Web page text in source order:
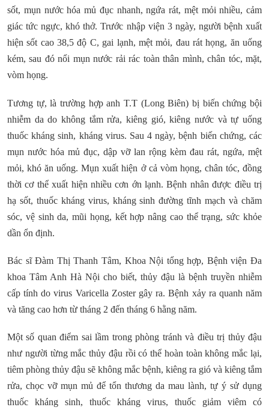
sốt, mụn nước hóa mủ đục nhanh, ngứa rát, mệt mỏi nhiều, cảm
giác tức ngực, khó thở. Trước nhập viện 3 ngày, người bệnh xuất
hiện sốt cao 38,5 độ C, gai lạnh, mệt mỏi, đau rát họng, ăn uống
kém, sau đó nổi mụn nước rải rác toàn thân mình, chân tóc, mặt,
vòm họng.
Tương tự, là trường hợp anh T.T (Long Biên) bị biến chứng bội
nhiễm da do không tắm rửa, kiêng gió, kiêng nước và tự uống
thuốc kháng sinh, kháng virus. Sau 4 ngày, bệnh biến chứng, các
mụn nước hóa mủ đục, dập vỡ lan rộng kèm đau rát, ngứa, mệt
mỏi, khó ăn uống. Mụn xuất hiện ở cả vòm họng, chân tóc, đồng
thời cơ thể xuất hiện nhiều cơn ớn lạnh. Bệnh nhân được điều trị
hạ sốt, thuốc kháng virus, kháng sinh đường tĩnh mạch và chăm
sóc, vệ sinh da, mũi họng, kết hợp nâng cao thể trạng, sức khỏe
dần ổn định.
Bác sĩ Đàm Thị Thanh Tâm, Khoa Nội tổng hợp, Bệnh viện Đa
khoa Tâm Anh Hà Nội cho biết, thủy đậu là bệnh truyền nhiễm
cấp tính do virus Varicella Zoster gây ra. Bệnh xảy ra quanh năm
và tăng cao hơn từ tháng 2 đến tháng 6 hằng năm.
Một số quan điểm sai lầm trong phòng tránh và điều trị thủy đậu
như người từng mắc thủy đậu rồi có thể hoàn toàn không mắc lại,
tiêm phòng thủy đậu sẽ không mắc bệnh, kiêng ra gió và kiêng tắm
rửa, chọc vỡ mụn mủ để tổn thương da mau lành, tự ý sử dụng
thuốc kháng sinh, thuốc kháng virus, thuốc giảm viêm có